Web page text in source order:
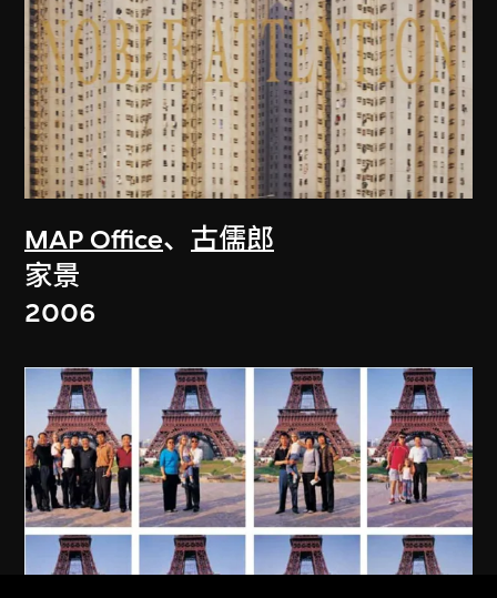
MAP Office、 古儒郎
家景
2006